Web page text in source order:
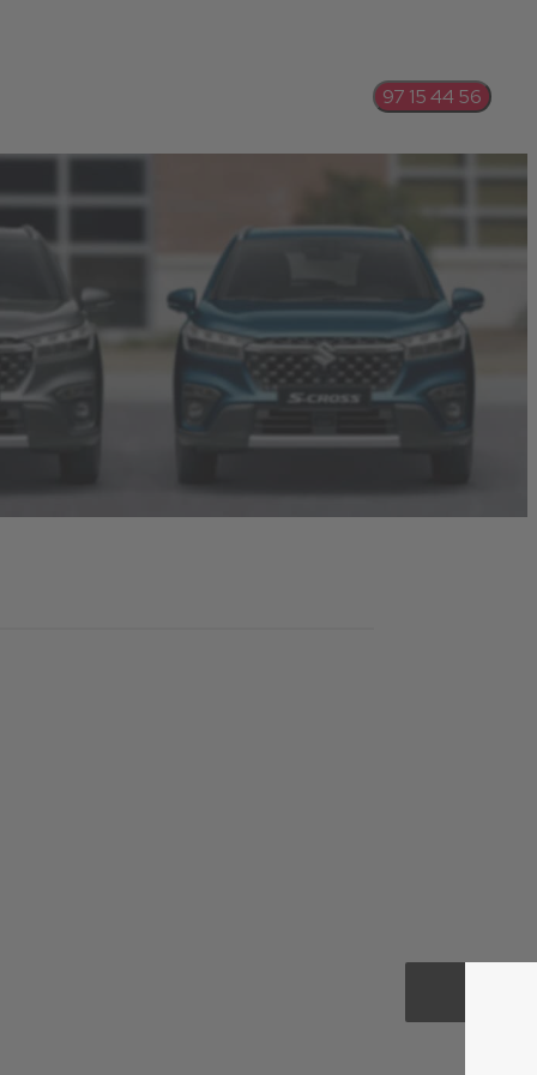
97 15 44 56